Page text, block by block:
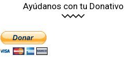
Ayúdanos con tu Donativo